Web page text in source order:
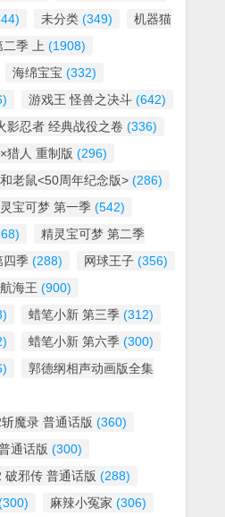
未分类 (349)
机器猫
季 上 (1908)
海绵宝宝 (332)
游戏王 怪兽之决斗 (642)
影忍者 经典战役之卷 (336)
猎人 重制版 (296)
老鼠<50周年纪念版> (286)
宝可梦 第一季 (542)
精灵宝可梦 第二季
四季 (288) 网球王子 (356)
航海王 (900)
蜡笔小新 第三季 (312)
蜡笔小新 第六季 (300)
郭德纲相声动画版全集
魔录 普通话版 (360)
通话版 (300)
破邪传 普通话版 (288)
麻辣小冤家 (306)